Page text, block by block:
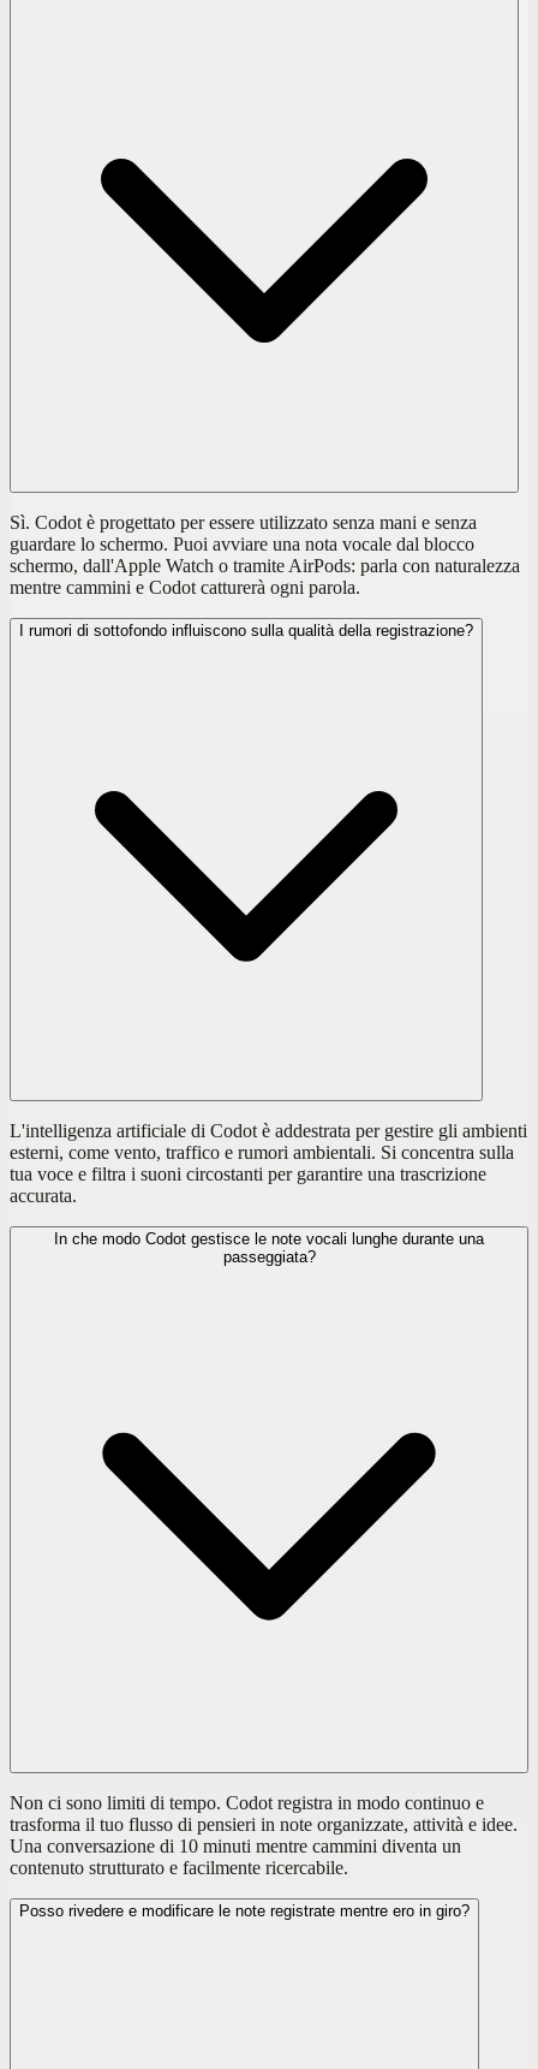
Sì. Codot è progettato per essere utilizzato senza mani e senza
guardare lo schermo. Puoi avviare una nota vocale dal blocco
schermo, dall'Apple Watch o tramite AirPods: parla con naturalezza
mentre cammini e Codot catturerà ogni parola.
I rumori di sottofondo influiscono sulla qualità della registrazione?
L'intelligenza artificiale di Codot è addestrata per gestire gli ambienti
esterni, come vento, traffico e rumori ambientali. Si concentra sulla
tua voce e filtra i suoni circostanti per garantire una trascrizione
accurata.
In che modo Codot gestisce le note vocali lunghe durante una
passeggiata?
Non ci sono limiti di tempo. Codot registra in modo continuo e
trasforma il tuo flusso di pensieri in note organizzate, attività e idee.
Una conversazione di 10 minuti mentre cammini diventa un
contenuto strutturato e facilmente ricercabile.
Posso rivedere e modificare le note registrate mentre ero in giro?